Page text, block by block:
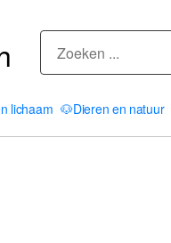
lichaam 🐶Dieren en natuur